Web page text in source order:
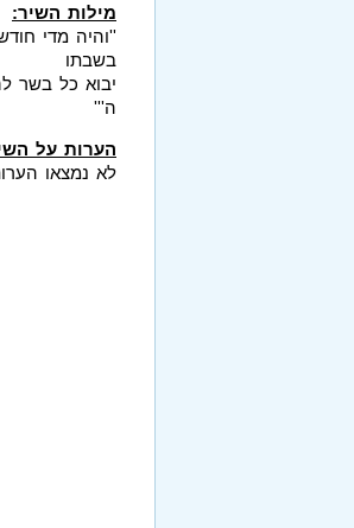
מילות השיר:
''והיה מדי
בשבתו
יבוא כל בשר
ה'''
הערות על
לא נמצאו